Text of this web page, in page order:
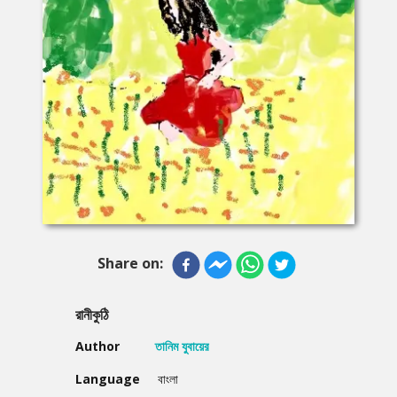
Share on:
রানীকুঠি
Author
তানিম যুবায়ের
Language
বাংলা